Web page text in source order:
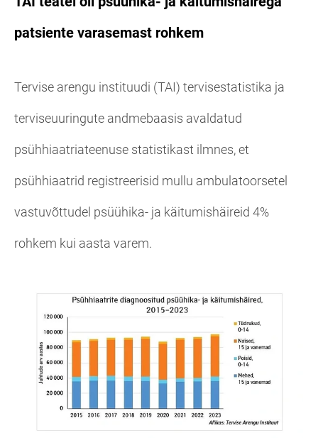
patsiente varasemast rohkem
Tervise arengu instituudi (TAI) tervisestatistika ja
terviseuuringute andmebaasis avaldatud
psühhiaatriateenuse statistikast ilmnes, et
psühhiaatrid registreerisid mullu ambulatoorsetel
vastuvõttudel psüühika- ja käitumishäireid 4%
rohkem kui aasta varem.